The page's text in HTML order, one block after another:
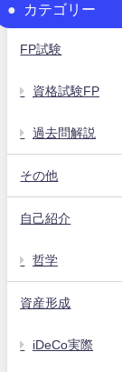
カテゴリー
FP試験
資格試験FP
過去問解説
その他
自己紹介
哲学
資産形成
iDeCo実際